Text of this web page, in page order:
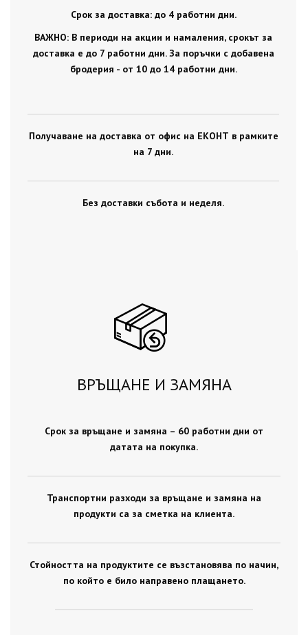
Срок за доставка: до 4 работни дни.
ВАЖНО: В периоди на акции и намаления, срокът за
доставка е до 7 работни дни. За поръчки с добавена
бродерия - от 10 до 14 работни дни.
Получаване на доставка от офис на ЕКОНТ в рамките
на 7 дни.
Без доставки събота и неделя.
ВРЪЩАНЕ И ЗАМЯНА
Срок за връщане и замяна – 60 работни дни от
датата на покупка.
Транспортни разходи за връщане и замяна на
продукти са за сметка на клиента.
Стойността на продуктите се възстановява по начин,
по който е било направено плащането.